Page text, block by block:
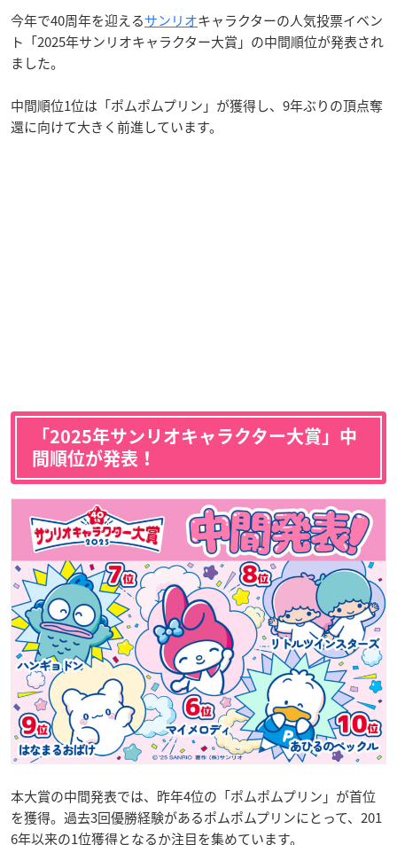
今年で40周年を迎えるサンリオキャラクターの人気投票イベン
ト「2025年サンリオキャラクター大賞」の中間順位が発表され
ました。
中間順位1位は「ポムポムプリン」が獲得し、9年ぶりの頂点奪
還に向けて大きく前進しています。
「2025年サンリオキャラクター大賞」中
間順位が発表！
本大賞の中間発表では、昨年4位の「ポムポムプリン」が首位
を獲得。過去3回優勝経験があるポムポムプリンにとって、201
6年以来の1位獲得となるか注目を集めています。